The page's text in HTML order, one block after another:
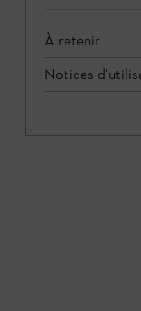
À retenir
Notices